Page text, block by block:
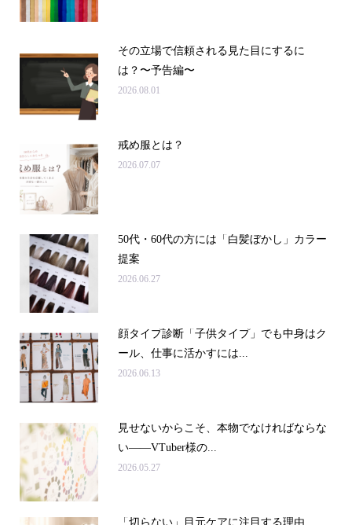
その立場で信頼される見た目にするに
は？〜予告編〜
2026.08.01
戒め服とは？
2026.07.07
50代・60代の方には「白髪ぼかし」カラー
提案
2026.06.27
顔タイプ診断「子供タイプ」でも中身はク
ール、仕事に活かすには...
2026.06.13
見せないからこそ、本物でなければならな
い――VTuber様の...
2026.05.27
「切らない」目元ケアに注目する理由